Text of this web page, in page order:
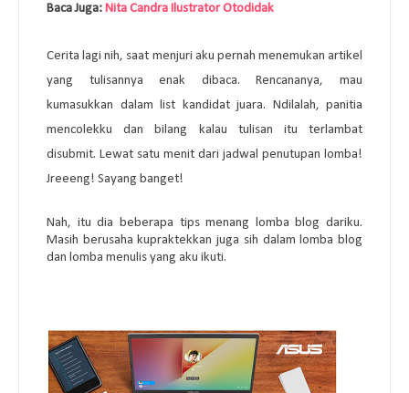
Baca Juga: Nita Candra Ilustrator Otodidak
Cerita lagi nih, saat menjuri aku pernah menemukan artikel
yang tulisannya enak dibaca. Rencananya, mau
kumasukkan dalam list kandidat juara. Ndilalah, panitia
mencolekku dan bilang kalau tulisan itu terlambat
disubmit. Lewat satu menit dari jadwal penutupan lomba!
Jreeeng! Sayang banget!
Nah, itu dia beberapa tips menang lomba blog dariku.
Masih berusaha kupraktekkan juga sih dalam lomba blog
dan lomba menulis yang aku ikuti.